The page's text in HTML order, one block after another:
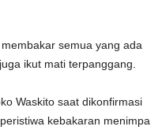
semua yang ada
ikut mati terpanggang.
Waskito saat dikonfirmasi
kebakaran menimpa